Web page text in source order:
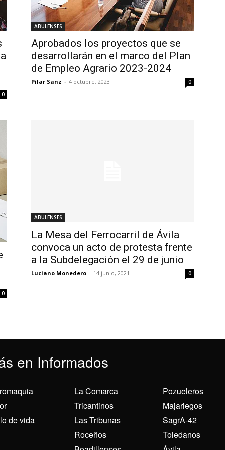
0
ABULENSES
Aprobados los proyectos que se
desarrollarán en el marco del Plan
de Empleo Agrario 2023-2024
Pilar Sanz - 4 octubre, 2023 0
0
ABULENSES
La Mesa del Ferrocarril de Ávila
convoca un acto de protesta frente
a la Subdelegación el 29 de junio
Luciano Monedero - 14 junio, 2021 0
en Informados
de vida
La Comarca
Tricantinos
Las Tribunas
Roceños
Pozueleros
Majariegos
SagrA-42
Toledanos